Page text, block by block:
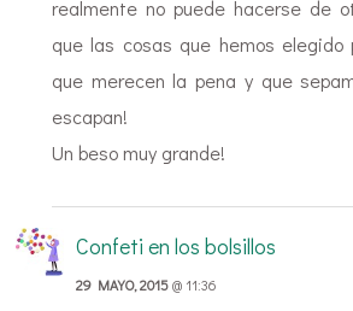
realmente no puede hacerse de
que las cosas que hemos
que merecen la pena y que
escapan!
Un beso muy grande!
Confeti en los bolsillos
29 MAYO, 2015@ 11:36